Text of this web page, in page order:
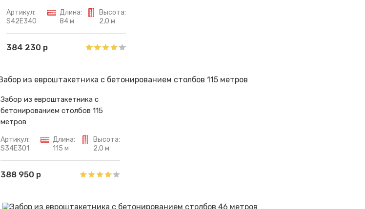
Артикул:
S42E340
Длина:
84 м
Высота:
2,0 м
384 230 р
Забор из евроштакетника с
бетонированием столбов 115
метров
Артикул:
S34E301
Длина:
115 м
Высота:
2,0 м
388 950 р